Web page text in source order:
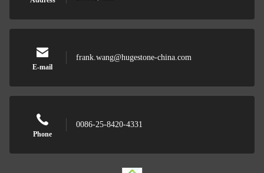
E-mail
frank.wang@hugestone-china.com
Phone
0086-25-8420-4331